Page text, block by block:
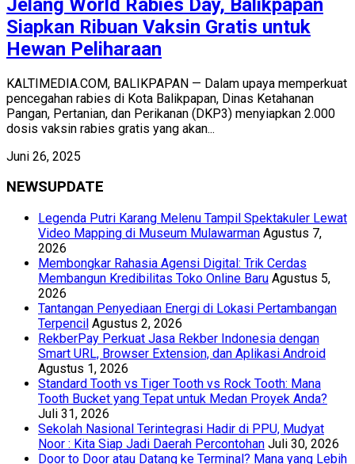
Jelang World Rabies Day, Balikpapan
Siapkan Ribuan Vaksin Gratis untuk
Hewan Peliharaan
KALTIMEDIA.COM, BALIKPAPAN — Dalam upaya memperkuat
pencegahan rabies di Kota Balikpapan, Dinas Ketahanan
Pangan, Pertanian, dan Perikanan (DKP3) menyiapkan 2.000
dosis vaksin rabies gratis yang akan...
Juni 26, 2025
NEWSUPDATE
Legenda Putri Karang Melenu Tampil Spektakuler Lewat
Video Mapping di Museum Mulawarman Agustus 7,
2026
Membongkar Rahasia Agensi Digital: Trik Cerdas
Membangun Kredibilitas Toko Online Baru Agustus 5,
2026
Tantangan Penyediaan Energi di Lokasi Pertambangan
Terpencil Agustus 2, 2026
RekberPay Perkuat Jasa Rekber Indonesia dengan
Smart URL, Browser Extension, dan Aplikasi Android
Agustus 1, 2026
Standard Tooth vs Tiger Tooth vs Rock Tooth: Mana
Tooth Bucket yang Tepat untuk Medan Proyek Anda?
Juli 31, 2026
Sekolah Nasional Terintegrasi Hadir di PPU, Mudyat
Noor : Kita Siap Jadi Daerah Percontohan Juli 30, 2026
Door to Door atau Datang ke Terminal? Mana yang Lebih